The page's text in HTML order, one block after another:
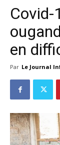
Covid-
en
Par Le Journal